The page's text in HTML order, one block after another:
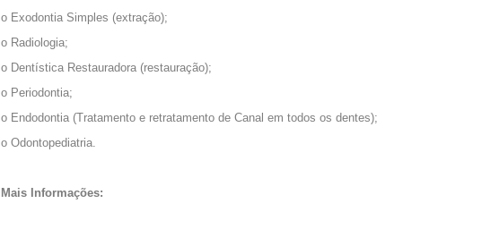
o Exodontia Simples (extração);
o Radiologia;
o Dentística Restauradora (restauração);
o Periodontia;
o Endodontia (Tratamento e retratamento de Canal em todos os dentes);
o Odontopediatria.
Mais Informações: